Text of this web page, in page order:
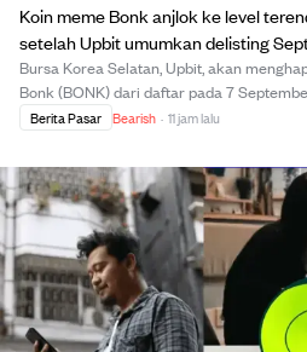
Koin meme Bonk anjlok ke level
setelah Upbit umumkan delisting
Bursa Korea Selatan, Upbit, akan
Bonk (BONK) dari daftar pada 7
menghentikan perdagangan pasangan
kegagalan operator BONK mengungkap
penting, se...
Berita Pasar Bearish · 11 jam lalu